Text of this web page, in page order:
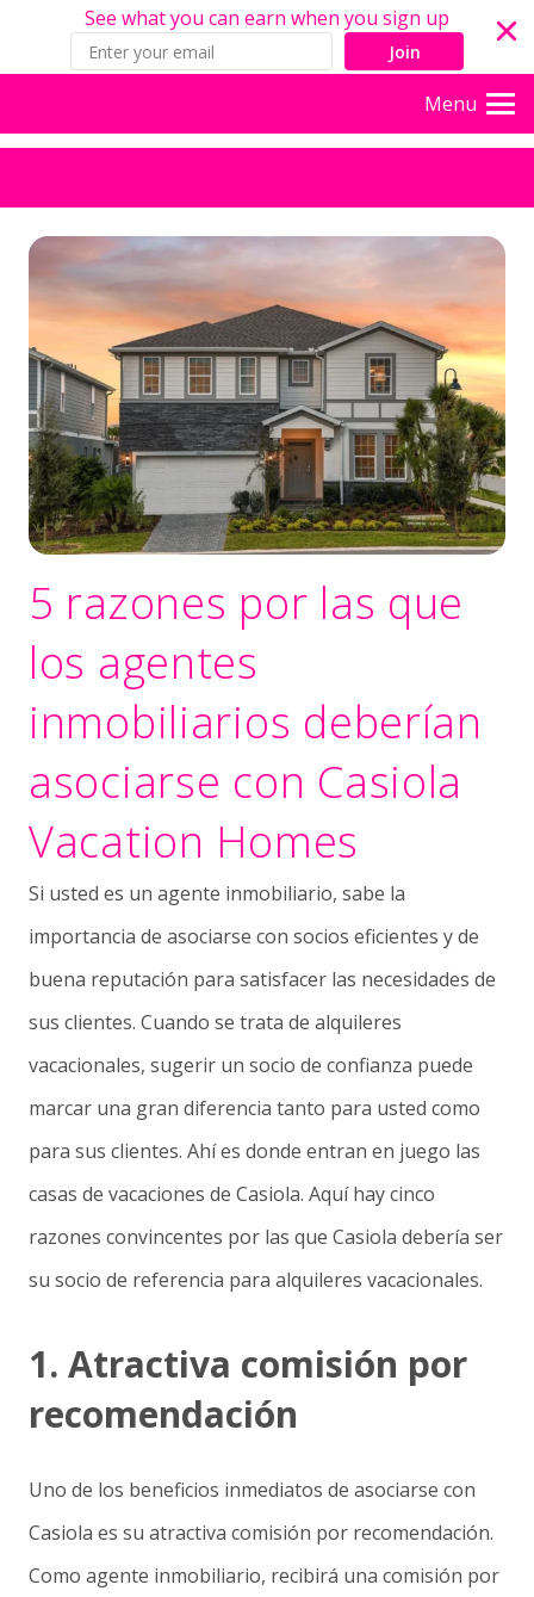
See what you can earn when you sign up
Join
Menu
5 razones por las que
los agentes
inmobiliarios deberían
asociarse con Casiola
Vacation Homes
Si usted es un agente inmobiliario, sabe la
importancia de asociarse con socios eficientes y de
buena reputación para satisfacer las necesidades de
sus clientes. Cuando se trata de alquileres
vacacionales, sugerir un socio de confianza puede
marcar una gran diferencia tanto para usted como
para sus clientes. Ahí es donde entran en juego las
casas de vacaciones de Casiola. Aquí hay cinco
razones convincentes por las que Casiola debería ser
su socio de referencia para alquileres vacacionales.
1. Atractiva comisión por
recomendación
Uno de los beneficios inmediatos de asociarse con
Casiola es su atractiva comisión por recomendación.
Como agente inmobiliario, recibirá una comisión por